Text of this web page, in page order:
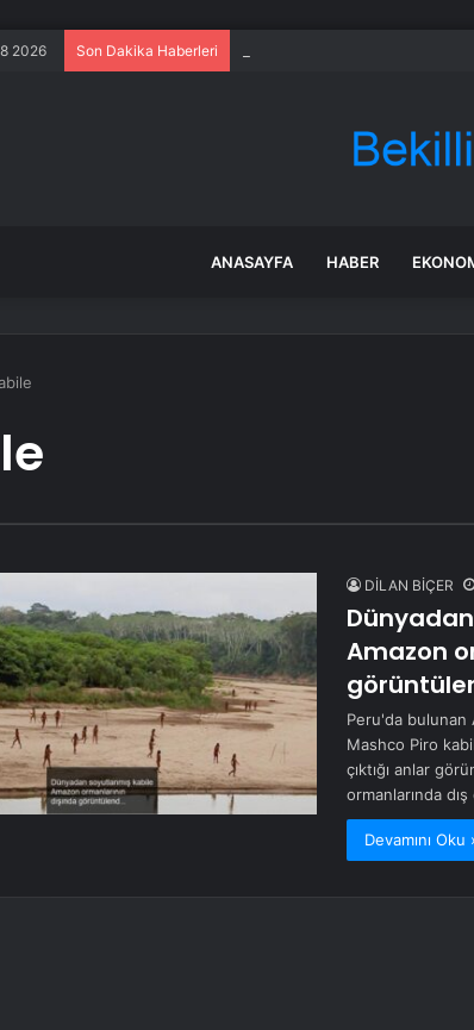
2026 Son Dakika Haberleri
ANASAYFA HABER
DİLAN BİÇER
Amazon
Peru'da bulunan
Mashco Piro
çıktığı anlar
ormanlarında
Devamını Oku